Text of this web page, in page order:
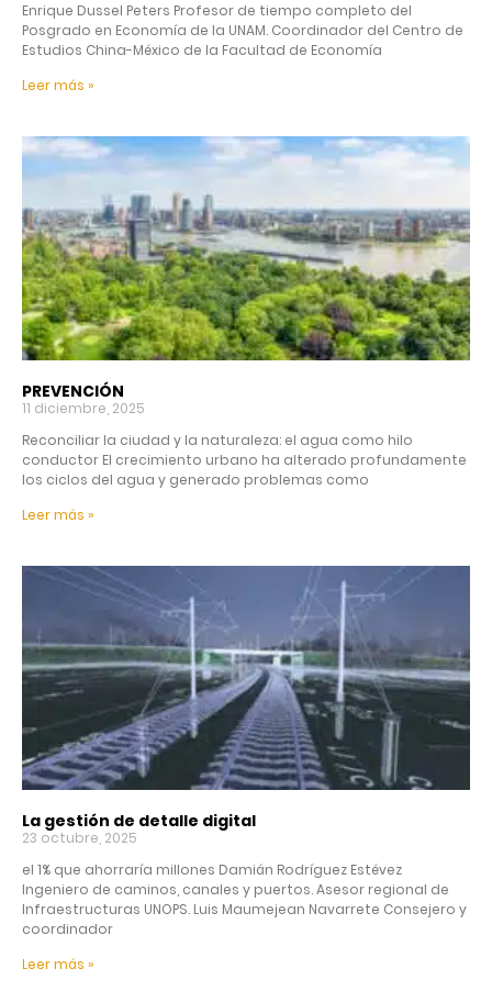
Enrique Dussel Peters Profesor de tiempo completo del
Posgrado en Economía de la UNAM. Coordinador del Centro de
Estudios China-México de la Facultad de Economía
Leer más »
PREVENCIÓN
11 diciembre, 2025
Reconciliar la ciudad y la naturaleza: el agua como hilo
conductor El crecimiento urbano ha alterado profundamente
los ciclos del agua y generado problemas como
Leer más »
La gestión de detalle digital
23 octubre, 2025
el 1% que ahorraría millones Damián Rodríguez Estévez
Ingeniero de caminos, canales y puertos. Asesor regional de
Infraestructuras UNOPS. Luis Maumejean Navarrete Consejero y
coordinador
Leer más »